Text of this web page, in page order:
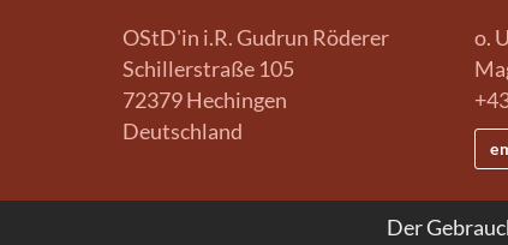
Der
OStD'in i.R. Gudrun Röderer
Schillerstraße 105
72379 Hechingen
Deutschland
o.